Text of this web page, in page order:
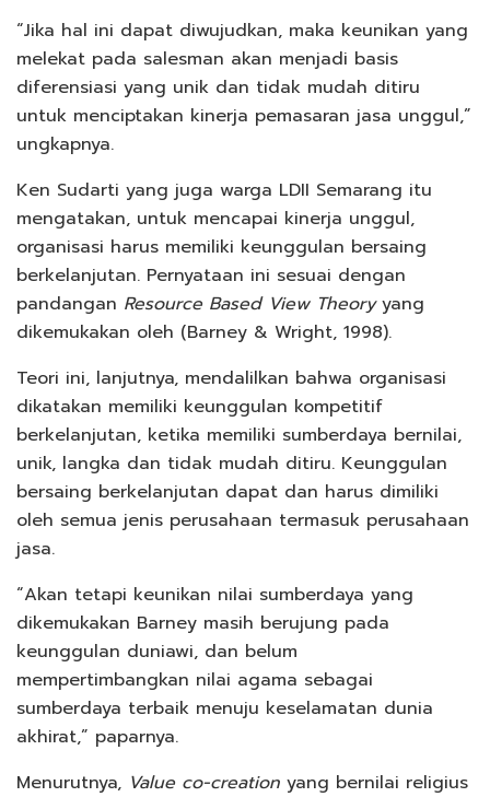
“Jika hal ini dapat diwujudkan, maka keunikan yang
melekat pada salesman akan menjadi basis
diferensiasi yang unik dan tidak mudah ditiru
untuk menciptakan kinerja pemasaran jasa unggul,”
ungkapnya.
Ken Sudarti yang juga warga LDII Semarang itu
mengatakan, untuk mencapai kinerja unggul,
organisasi harus memiliki keunggulan bersaing
berkelanjutan. Pernyataan ini sesuai dengan
pandangan Resource Based View Theoryyang
dikemukakan oleh (Barney & Wright, 1998).
Teori ini, lanjutnya, mendalilkan bahwa organisasi
dikatakan memiliki keunggulan kompetitif
berkelanjutan, ketika memiliki sumberdaya bernilai,
unik, langka dan tidak mudah ditiru. Keunggulan
bersaing berkelanjutan dapat dan harus dimiliki
oleh semua jenis perusahaan termasuk perusahaan
jasa.
“Akan tetapi keunikan nilai sumberdaya yang
dikemukakan Barney masih berujung pada
keunggulan duniawi, dan belum
mempertimbangkan nilai agama sebagai
sumberdaya terbaik menuju keselamatan dunia
akhirat,” paparnya.
Menurutnya, Value co-creation yang bernilai religius